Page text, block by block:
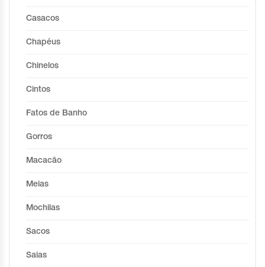
Casacos
Chapéus
Chinelos
Cintos
Fatos de Banho
Gorros
Macacão
Meias
Mochilas
Sacos
Saias